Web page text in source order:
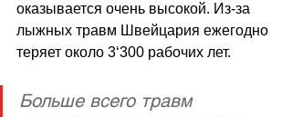
оказывается очень высокой. Из-за
лыжных травм Швейцария ежегодно
теряет около 3‘300 рабочих лет.
Больше всего травм